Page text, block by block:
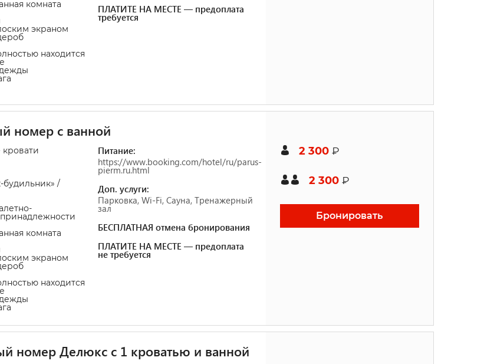
комната
экраном
находится
ПЛАТИТЕ НА МЕСТЕ — предоплата
требуется
номер с ванной
будильник» /
комната
экраном
находится
Питание:
https://www.booking.com/hotel/ru/parus-
pierm.ru.html
Доп. услуги:
Парковка, Wi-Fi, Сауна, Тренажерный
зал
БЕСПЛАТНАЯ отмена бронирования
ПЛАТИТЕ НА МЕСТЕ — предоплата
не требуется
2 300 ₽
2 300 ₽
Бронировать
номер Делюкс с 1 кроватью и ванной